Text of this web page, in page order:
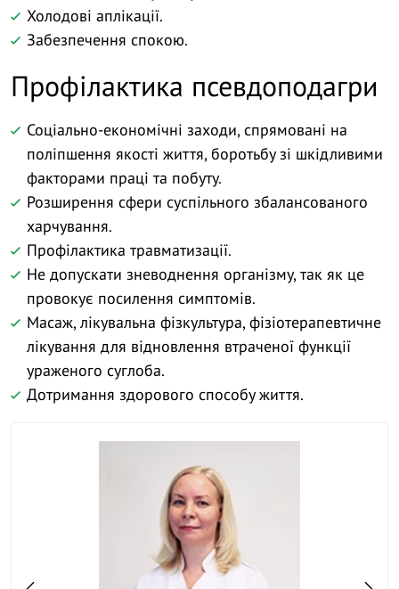
Холодові аплікації.
Забезпечення спокою.
Профілактика псевдоподагри
Соціально-економічні заходи, спрямовані на
поліпшення якості життя, боротьбу зі шкідливими
факторами праці та побуту.
Розширення сфери суспільного збалансованого
харчування.
Профілактика травматизації.
Не допускати зневоднення організму, так як це
провокує посилення симптомів.
Масаж, лікувальна фізкультура, фізіотерапевтичне
лікування для відновлення втраченої функції
ураженого суглоба.
Дотримання здорового способу життя.